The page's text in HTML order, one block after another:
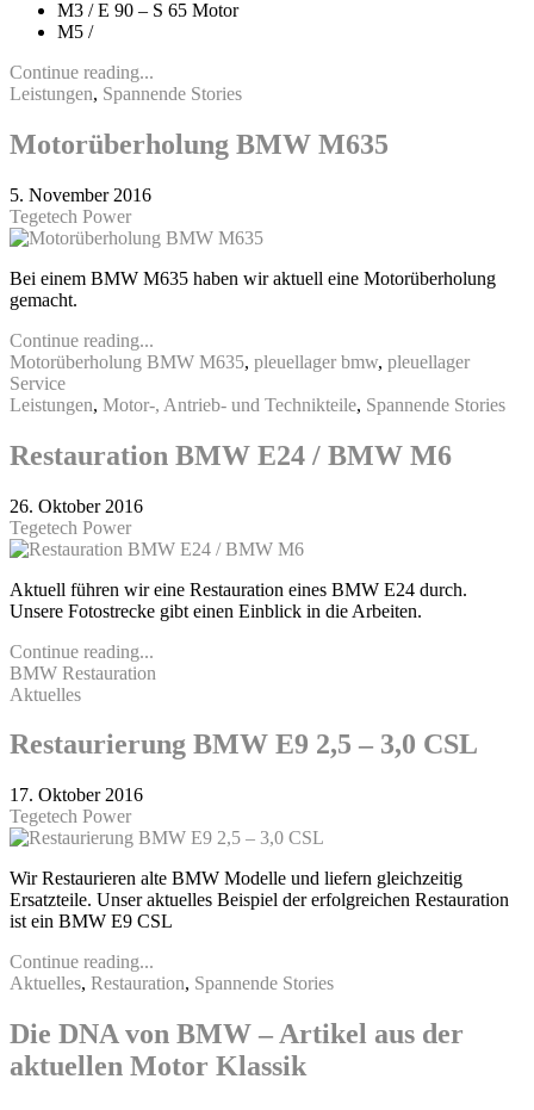
M3 / E 90 – S 65 Motor
M5 /
Continue reading...
Leistungen, Spannende Stories
Motorüberholung BMW M635
5. November 2016
Tegetech Power
Bei einem BMW M635 haben wir aktuell eine Motorüberholung
gemacht.
Continue reading...
Motorüberholung BMW M635, pleuellager bmw, pleuellager
Service
Leistungen, Motor-, Antrieb- und Technikteile, Spannende Stories
Restauration BMW E24 / BMW M6
26. Oktober 2016
Tegetech Power
Aktuell führen wir eine Restauration eines BMW E24 durch.
Unsere Fotostrecke gibt einen Einblick in die Arbeiten.
Continue reading...
BMW Restauration
Aktuelles
Restaurierung BMW E9 2,5 – 3,0 CSL
17. Oktober 2016
Tegetech Power
Wir Restaurieren alte BMW Modelle und liefern gleichzeitig
Ersatzteile. Unser aktuelles Beispiel der erfolgreichen Restauration
ist ein BMW E9 CSL
Continue reading...
Aktuelles, Restauration, Spannende Stories
Die DNA von BMW – Artikel aus der
aktuellen Motor Klassik